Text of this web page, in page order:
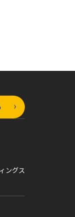
ングス